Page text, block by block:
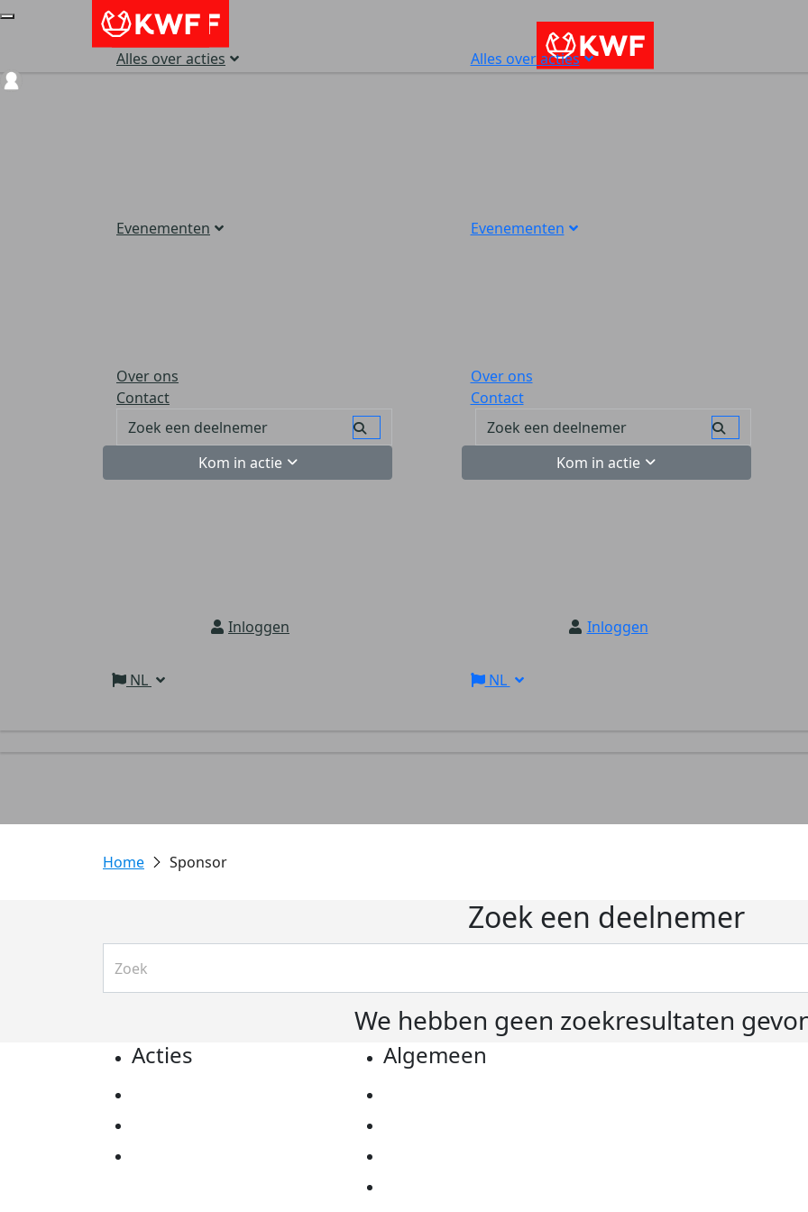
Alles over acties
Evenementen
Over ons
Contact
Kom in actie
Inloggen
NL
Alles over acties
Evenementen
Over ons
Contact
Kom in actie
Inloggen
NL
Sponsor
Zoek een deelnemer
We hebben geen zoekresultaten
Acties Algemeen